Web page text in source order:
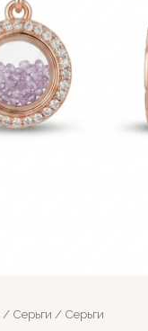
/ Серьги / Серьги